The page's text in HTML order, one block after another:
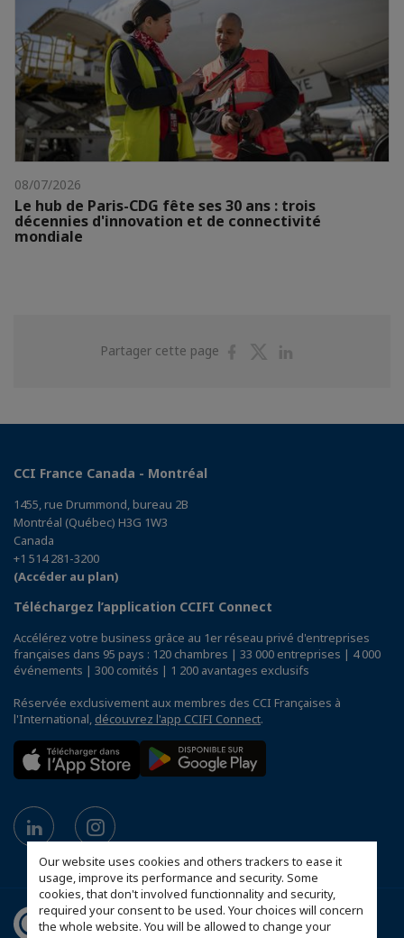
Our website uses cookies and others trackers to ease it
usage, improve its performance and security. Some
cookies, that don't involved functionnality and security,
required your consent to be used. Your choices will concern
the whole website. You will be allowed to change your
08/07/2026
Le hub de Paris-CDG fête ses 30 ans : trois
décennies d'innovation et de connectivité
mondiale
Partager cette page
PartagerPartager
CCI France Canada - Montréal
1455, rue Drummond, bureau 2B
Montréal (Québec) H3G 1W3
Canada
+1 514 281-3200
(Accéder au plan)
Téléchargez l’application CCIFI Connect
Accélérez votre business grâce au 1er réseau privé d'entreprises
françaises dans 95 pays : 120 chambres | 33 000 entreprises | 4 000
événements | 300 comités | 1 200 avantages exclusifs
Réservée exclusivement aux membres des CCI Françaises à
l'International, découvrez l'app CCIFI Connect.